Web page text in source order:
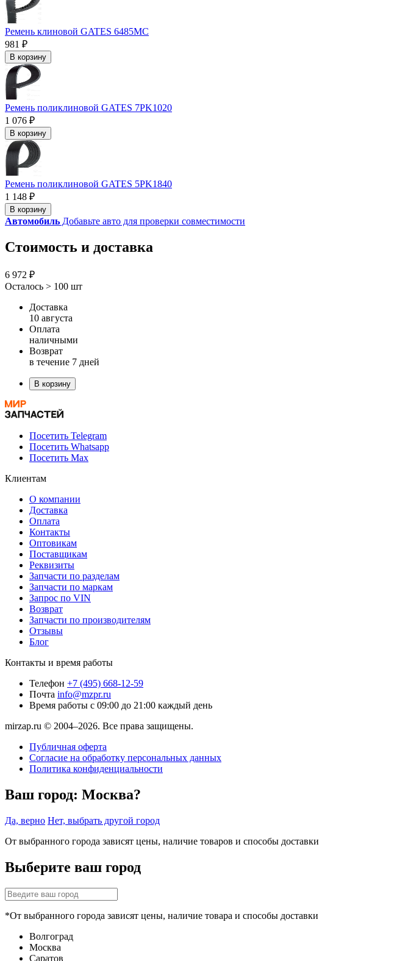
Ремень клиновой GATES 6485MC
981 ₽
В корзину
Ремень поликлиновой GATES 7PK1020
1 076 ₽
В корзину
Ремень поликлиновой GATES 5PK1840
1 148 ₽
В корзину
Автомобиль Добавьте авто для проверки совместимости
Стоимость и доставка
6 972 ₽
Осталось > 100 шт
Доставка
10 августа
Оплата
наличными
Возврат
в течение 7 дней
В корзину
Посетить Telegram
Посетить Whatsapp
Посетить Max
Клиентам
О компании
Доставка
Оплата
Контакты
Оптовикам
Поставщикам
Реквизиты
Запчасти по разделам
Запчасти по маркам
Запрос по VIN
Возврат
Запчасти по производителям
Отзывы
Блог
Контакты и время работы
Телефон +7 (495) 668-12-59
Почта info@mzpr.ru
Время работы с 09:00 до 21:00 каждый день
mirzap.ru © 2004–2026. Все права защищены.
Публичная оферта
Согласие на обработку персональных данных
Политика конфиденциальности
Ваш город: Москва?
Да, верно Нет, выбрать другой город
От выбранного города зависят цены, наличие товаров и способы доставки
Выберите ваш город
*От выбранного города зависят цены, наличие товара и способы доставки
Волгоград
Москва
Саратов